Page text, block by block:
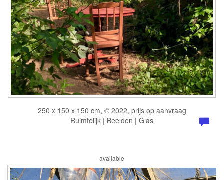
250 x 150 x 150 cm, © 2022, prijs op aanvraag
Ruimtelijk | Beelden | Glas
available